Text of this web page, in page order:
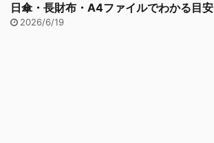
日傘・長財布・A4ファイルでわかる目安
2026/6/19